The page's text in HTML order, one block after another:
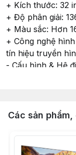
+ Kích thước: 32
+ Độ phân giải:
+ Màu sắc: Hơn
+ Công nghệ
tín hiệu truyền
- Cấu hình & Hệ
+ Hệ điều hành:
- Âm thanh:
+ Hệ thống loa:
- Cổng kết nối &
Các sản